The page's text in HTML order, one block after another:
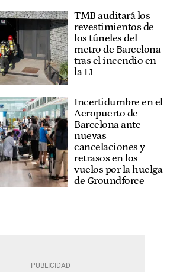
TMB auditará los
revestimientos de
los túneles del
metro de Barcelona
tras el incendio en
la L1
Incertidumbre en el
Aeropuerto de
Barcelona ante
nuevas
cancelaciones y
retrasos en los
vuelos por la huelga
de Groundforce